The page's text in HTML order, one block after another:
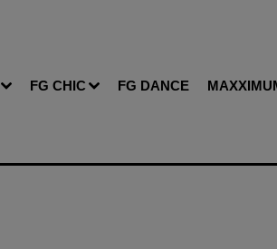
FG CHIC FG DANCE